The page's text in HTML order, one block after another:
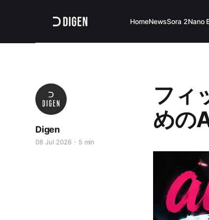
HomeNewsSora 2Nano
フィ
めの
Digen
08 Jul 2026 5 min